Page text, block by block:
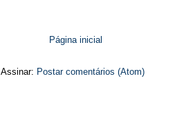
Página inicial
Assinar: Postar comentários (Atom)